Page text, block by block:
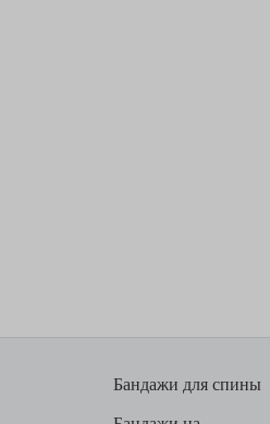
Бандажи для спины